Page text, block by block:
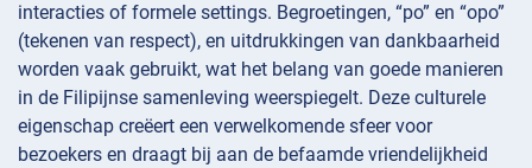
interacties of formele settings. Begroetingen, “po” en “opo”
(tekenen van respect), en uitdrukkingen van dankbaarheid
worden vaak gebruikt, wat het belang van goede manieren
in de Filipijnse samenleving weerspiegelt. Deze culturele
eigenschap creëert een verwelkomende sfeer voor
bezoekers en draagt bij aan de befaamde vriendelijkheid